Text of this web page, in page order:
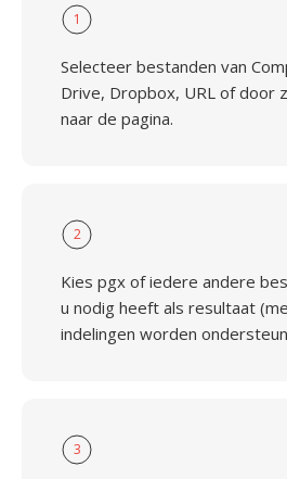
1
Selecteer bestanden van
Drive, Dropbox, URL of door
naar de pagina.
2
Kies pgx of iedere andere
u nodig heeft als resultaat
indelingen worden
3